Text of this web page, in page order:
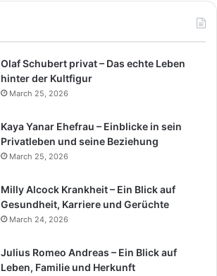
Olaf Schubert privat – Das echte Leben
hinter der Kultfigur
March 25, 2026
Kaya Yanar Ehefrau – Einblicke in sein
Privatleben und seine Beziehung
March 25, 2026
Milly Alcock Krankheit – Ein Blick auf
Gesundheit, Karriere und Gerüchte
March 24, 2026
Julius Romeo Andreas – Ein Blick auf
Leben, Familie und Herkunft